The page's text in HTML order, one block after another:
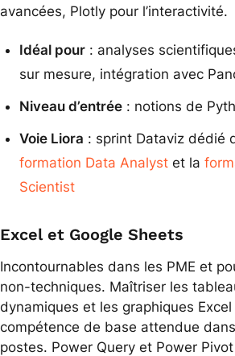
avancées, Plotly pour l’interactivité.
Idéal pour : analyses
sur mesure, intégration avec
Niveau d’entrée : notions de
Voie Liora : sprint Dataviz dédié
formation Data Analyst et la
Scientist
Excel et Google Sheets
Incontournables dans les PME et
non-techniques. Maîtriser les
dynamiques et les graphiques
compétence de base attendue
postes. Power Query et Power